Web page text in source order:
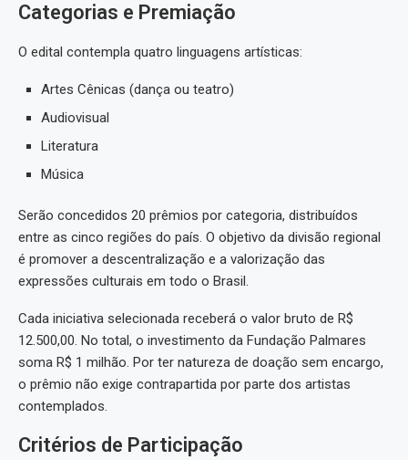
Categorias e Premiação
O edital contempla quatro linguagens artísticas:
Artes Cênicas (dança ou teatro)
Audiovisual
Literatura
Música
Serão concedidos 20 prêmios por categoria, distribuídos
entre as cinco regiões do país. O objetivo da divisão regional
é promover a descentralização e a valorização das
expressões culturais em todo o Brasil.
Cada iniciativa selecionada receberá o valor bruto de R$
12.500,00. No total, o investimento da Fundação Palmares
soma R$ 1 milhão. Por ter natureza de doação sem encargo,
o prêmio não exige contrapartida por parte dos artistas
contemplados.
Critérios de Participação